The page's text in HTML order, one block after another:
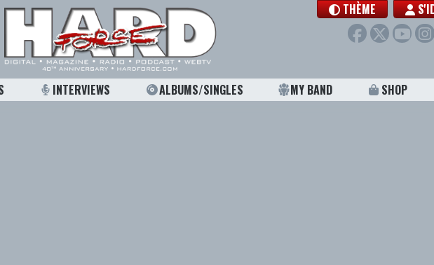
THÈME
INTERVIEWS ALBUMS/SINGLES MY BAND SHOP